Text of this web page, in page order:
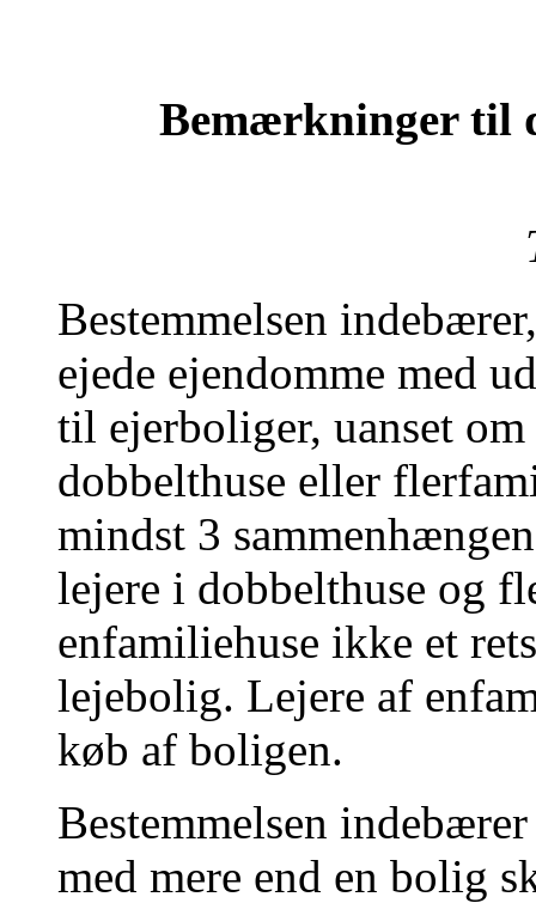
Bemærkninger til
Bestemmelsen
ejede ejendomme med
til ejerboliger, uanset
dobbelthuse eller
mindst 3
lejere i dobbelthuse og
enfamiliehuse ikke et
lejebolig. Lejere af
køb af boligen.
Bestemmelsen
med mere end en bolig